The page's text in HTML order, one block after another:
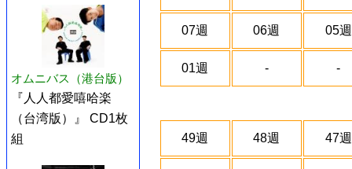
オムニバス（港台版）
『人人都愛嘻哈楽
（台湾版）』 CD1枚
組
07週 06週 05週
01週 - -
49週 48週 47週